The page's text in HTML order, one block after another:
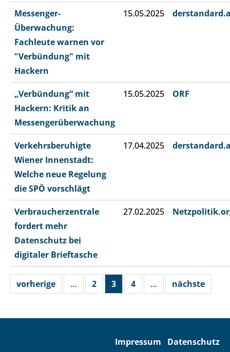
Messenger-
Überwachung:
Fachleute warnen vor
"Verbündung" mit
Hackern
15.05.2025
„Verbündung“ mit
Hackern: Kritik an
Messengerüberwachung
15.05.2025 ORF
Verkehrsberuhigte
Wiener Innenstadt:
Welche neue Regelung
die SPÖ vorschlägt
17.04.2025
Verbraucherzentrale
fordert mehr
Datenschutz bei
digitaler Brieftasche
27.02.2025
vorherige … 2 3 4 … nächste
Impressum Datenschutz